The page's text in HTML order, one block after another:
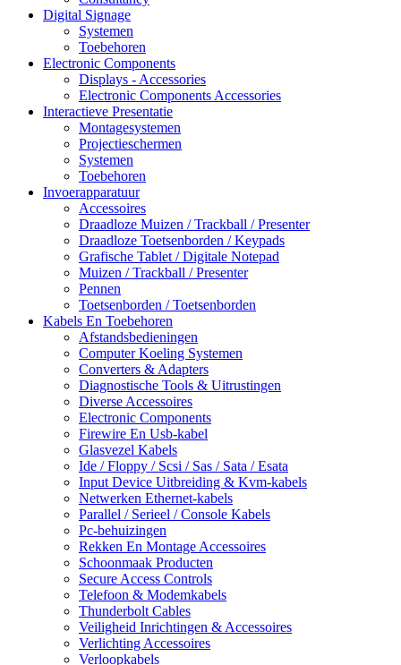
Digital Signage
Systemen
Toebehoren
Electronic Components
Displays - Accessories
Electronic Components Accessories
Interactieve Presentatie
Montagesystemen
Projectieschermen
Systemen
Toebehoren
Invoerapparatuur
Accessoires
Draadloze Muizen / Trackball / Presenter
Draadloze Toetsenborden / Keypads
Grafische Tablet / Digitale Notepad
Muizen / Trackball / Presenter
Pennen
Toetsenborden / Toetsenborden
Kabels En Toebehoren
Afstandsbedieningen
Computer Koeling Systemen
Converters & Adapters
Diagnostische Tools & Uitrustingen
Diverse Accessoires
Electronic Components
Firewire En Usb-kabel
Glasvezel Kabels
Ide / Floppy / Scsi / Sas / Sata / Esata
Input Device Uitbreiding & Kvm-kabels
Netwerken Ethernet-kabels
Parallel / Serieel / Console Kabels
Pc-behuizingen
Rekken En Montage Accessoires
Schoonmaak Producten
Secure Access Controls
Telefoon & Modemkabels
Thunderbolt Cables
Veiligheid Inrichtingen & Accessoires
Verlichting Accessoires
Verloopkabels